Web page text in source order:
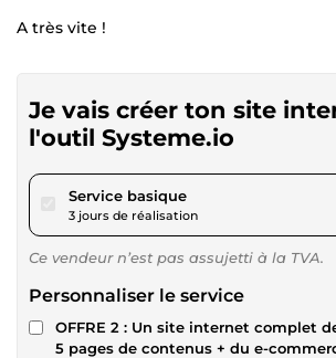
A très vite !
Je vais créer ton site
l'outil Systeme.io
Service basiquepour 345,67 $US
3 jours de réalisation
Ce vendeur n’est pas assujetti à la TVA.
Personnaliser le service
OFFRE 2 : Un site internet complet
5 pages de contenus + du e-